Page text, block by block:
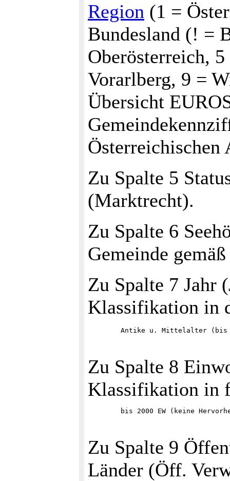
Region (1 =
Bundesland (! =
Oberösterreich,
Vorarlberg, 9 =
Übersicht
Zu Spalte 5
(Marktrecht).
Zu Spalte 6
Gemeinde
Zu Spalte 7 Jahr
Klassifikation in
Zu Spalte 8
Klassifikation in
Zu Spalte 9
Länder (Öff.